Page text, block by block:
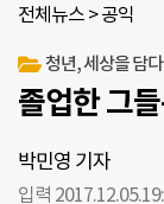
전체뉴스 >공익
청년, 세상을 담다
졸업한 그
박민영 기자
입력 2017.12.05.